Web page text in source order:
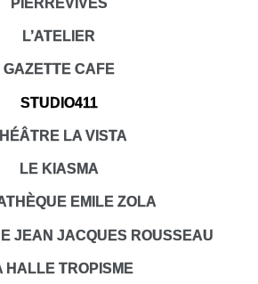
L’ATELIER
GAZETTE CAFE
STUDIO411
LA VISTA
LE KIASMA
EMILE ZOLA
JEAN JACQUES ROUSSEAU
HALLE TROPISME